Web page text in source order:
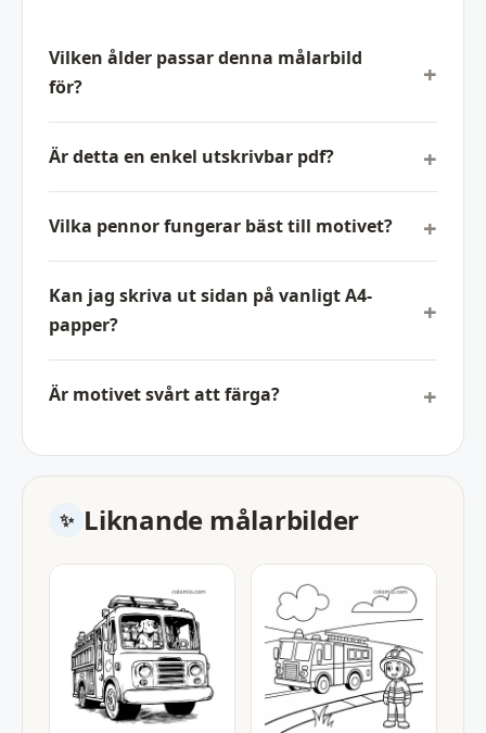
Vilken ålder passar denna målarbild
för?
Är detta en enkel utskrivbar pdf?
Vilka pennor fungerar bäst till motivet?
Kan jag skriva ut sidan på vanligt A4-
papper?
Är motivet svårt att färga?
Liknande målarbilder